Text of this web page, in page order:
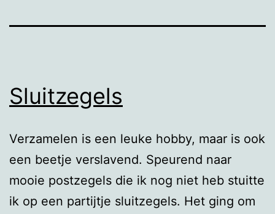
Sluitzegels
Verzamelen is een leuke hobby, maar is ook
een beetje verslavend. Speurend naar
mooie postzegels die ik nog niet heb stuitte
ik op een partijtje sluitzegels. Het ging om